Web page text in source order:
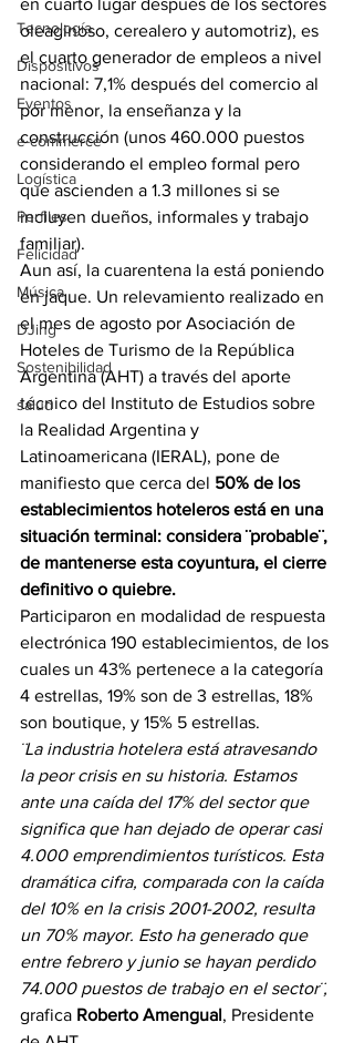
Tecnología
Dispositivos
Eventos
e-commerce
Logística
Perfiles
Felicidad
Música
DJing
Sostenibilidad
salud
en cuarto lugar después de los sectores
oleaginoso, cerealero y automotriz), es
el cuarto generador de empleos a nivel
nacional: 7,1% después del comercio al
por menor, la enseñanza y la
construcción (unos 460.000 puestos
considerando el empleo formal pero
que ascienden a 1.3 millones si se
incluyen dueños, informales y trabajo
familiar).
Aun así, la cuarentena la está poniendo
en jaque. Un relevamiento realizado en
el mes de agosto por Asociación de
Hoteles de Turismo de la República
Argentina (AHT) a través del aporte
técnico del Instituto de Estudios sobre
la Realidad Argentina y
Latinoamericana (IERAL), pone de
manifiesto que cerca del 50% de los
establecimientos hoteleros está en una
situación terminal: considera ¨probable¨,
de mantenerse esta coyuntura, el cierre
definitivo o quiebre.
Participaron en modalidad de respuesta
electrónica 190 establecimientos, de los
cuales un 43% pertenece a la categoría
4 estrellas, 19% son de 3 estrellas, 18%
son boutique, y 15% 5 estrellas.
¨La industria hotelera está atravesando
la peor crisis en su historia. Estamos
ante una caída del 17% del sector que
significa que han dejado de operar casi
4.000 emprendimientos turísticos. Esta
dramática cifra, comparada con la caída
del 10% en la crisis 2001-2002, resulta
un 70% mayor. Esto ha generado que
entre febrero y junio se hayan perdido
74.000 puestos de trabajo en el sector¨,
grafica Roberto Amengual, Presidente